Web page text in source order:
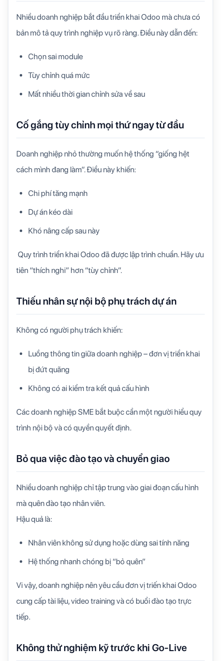
Nhiều doanh nghiệp bắt đầu triển khai Odoo mà chưa có
bản mô tả quy trình nghiệp vụ rõ ràng. Điều này dẫn đến:
Chọn sai module
Tùy chỉnh quá mức
Mất nhiều thời gian chỉnh sửa về sau
Cố gắng tùy chỉnh mọi thứ ngay từ đầu
Doanh nghiệp nhỏ thường muốn hệ thống “giống hệt
cách mình đang làm”. Điều này khiến:
Chi phí tăng mạnh
Dự án kéo dài
Khó nâng cấp sau này
Quy trình triển khai Odoo đã được lập trình chuẩn. Hãy ưu
tiên “thích nghi” hơn “tùy chỉnh”.
Thiếu nhân sự nội bộ phụ trách dự án
Không có người phụ trách khiến:
Luồng thông tin giữa doanh nghiệp – đơn vị triển khai
bị đứt quãng
Không có ai kiểm tra kết quả cấu hình
Các doanh nghiệp SME bắt buộc cần một người hiểu quy
trình nội bộ và có quyền quyết định.
Bỏ qua việc đào tạo và chuyển giao
Nhiều doanh nghiệp chỉ tập trung vào giai đoạn cấu hình
mà quên đào tạo nhân viên.
Hậu quả là:
Nhân viên không sử dụng hoặc dùng sai tính năng
Hệ thống nhanh chóng bị “bỏ quên”
Vi vậy, doanh nghiệp nên yêu cầu đơn vị triến khai Odoo
cung cấp tài liệu, video training và có buổi đào tạo trực
tiếp.
Không thử nghiệm kỹ trước khi Go-Live